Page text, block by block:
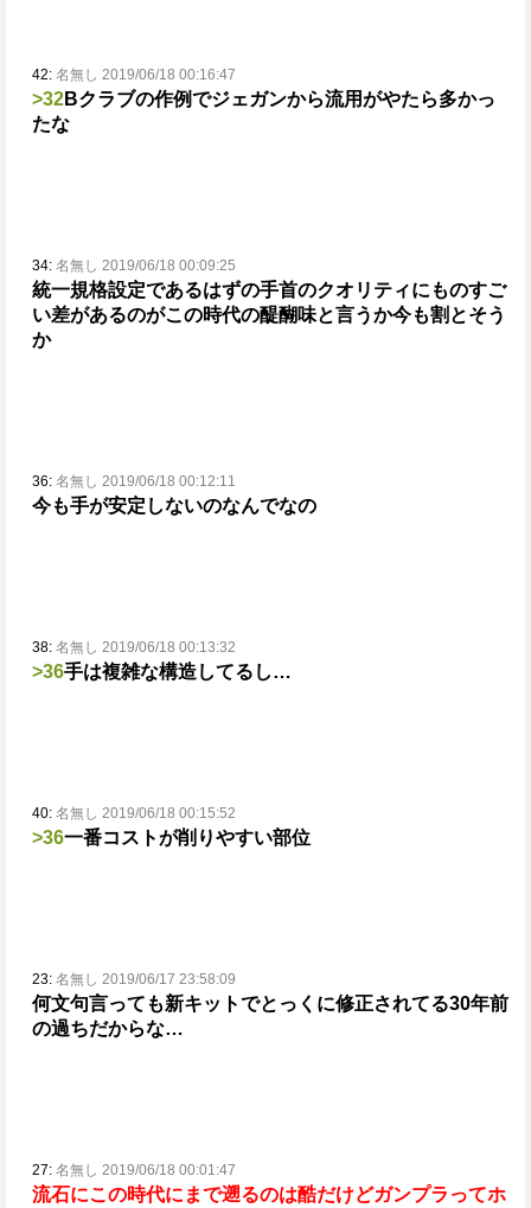
42: 名無し 2019/06/18 00:16:47
>32Bクラブの作例でジェガンから流用がやたら多かっ
たな
34: 名無し 2019/06/18 00:09:25
統一規格設定であるはずの手首のクオリティにものすご
い差があるのがこの時代の醍醐味と言うか今も割とそう
か
36: 名無し 2019/06/18 00:12:11
今も手が安定しないのなんでなの
38: 名無し 2019/06/18 00:13:32
>36手は複雑な構造してるし…
40: 名無し 2019/06/18 00:15:52
>36一番コストが削りやすい部位
23: 名無し 2019/06/17 23:58:09
何文句言っても新キットでとっくに修正されてる30年前
の過ちだからな…
27: 名無し 2019/06/18 00:01:47
流石にこの時代にまで遡るのは酷だけどガンプラってホ